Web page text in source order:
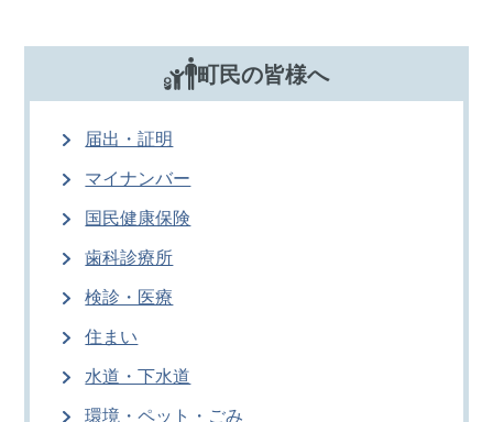
町民の皆様へ
届出・証明
マイナンバー
国民健康保険
歯科診療所
検診・医療
住まい
水道・下水道
環境・ペット・ごみ